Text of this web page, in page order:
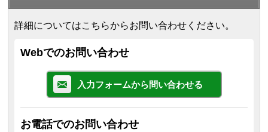
詳細についてはこちらからお問い合わせください。
Webでのお問い合わせ
入力フォームから問い合わせる
お電話でのお問い合わせ